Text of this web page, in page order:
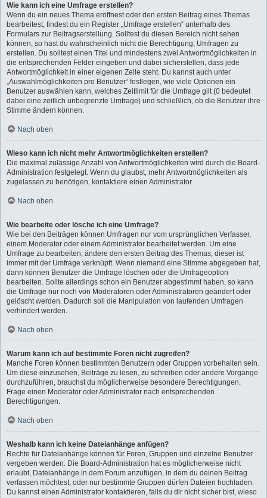
Wie kann ich eine Umfrage erstellen?
Wenn du ein neues Thema eröffnest oder den ersten Beitrag eines Themas
bearbeitest, findest du ein Register „Umfrage erstellen“ unterhalb des
Formulars zur Beitragserstellung. Solltest du diesen Bereich nicht sehen
können, so hast du wahrscheinlich nicht die Berechtigung, Umfragen zu
erstellen. Du solltest einen Titel und mindestens zwei Antwortmöglichkeiten in
die entsprechenden Felder eingeben und dabei sicherstellen, dass jede
Antwortmöglichkeit in einer eigenen Zeile steht. Du kannst auch unter
„Auswahlmöglichkeiten pro Benutzer“ festlegen, wie viele Optionen ein
Benutzer auswählen kann, welches Zeitlimit für die Umfrage gilt (0 bedeutet
dabei eine zeitlich unbegrenzte Umfrage) und schließlich, ob die Benutzer ihre
Stimme ändern können.
Nach oben
Wieso kann ich nicht mehr Antwortmöglichkeiten erstellen?
Die maximal zulässige Anzahl von Antwortmöglichkeiten wird durch die Board-
Administration festgelegt. Wenn du glaubst, mehr Antwortmöglichkeiten als
zugelassen zu benötigen, kontaktiere einen Administrator.
Nach oben
Wie bearbeite oder lösche ich eine Umfrage?
Wie bei den Beiträgen können Umfragen nur vom ursprünglichen Verfasser,
einem Moderator oder einem Administrator bearbeitet werden. Um eine
Umfrage zu bearbeiten, ändere den ersten Beitrag des Themas; dieser ist
immer mit der Umfrage verknüpft. Wenn niemand eine Stimme abgegeben hat,
dann können Benutzer die Umfrage löschen oder die Umfrageoption
bearbeiten. Sollte allerdings schon ein Benutzer abgestimmt haben, so kann
die Umfrage nur noch von Moderatoren oder Administratoren geändert oder
gelöscht werden. Dadurch soll die Manipulation von laufenden Umfragen
verhindert werden.
Nach oben
Warum kann ich auf bestimmte Foren nicht zugreifen?
Manche Foren können bestimmten Benutzern oder Gruppen vorbehalten sein.
Um diese einzusehen, Beiträge zu lesen, zu schreiben oder andere Vorgänge
durchzuführen, brauchst du möglicherweise besondere Berechtigungen.
Frage einen Moderator oder Administrator nach entsprechenden
Berechtigungen.
Nach oben
Weshalb kann ich keine Dateianhänge anfügen?
Rechte für Dateianhänge können für Foren, Gruppen und einzelne Benutzer
vergeben werden. Die Board-Administration hat es möglicherweise nicht
erlaubt, Dateianhänge in dem Forum anzufügen, in dem du deinen Beitrag
verfassen möchtest, oder nur bestimmte Gruppen dürfen Dateien hochladen.
Du kannst einen Administrator kontaktieren, falls du dir nicht sicher bist, wieso